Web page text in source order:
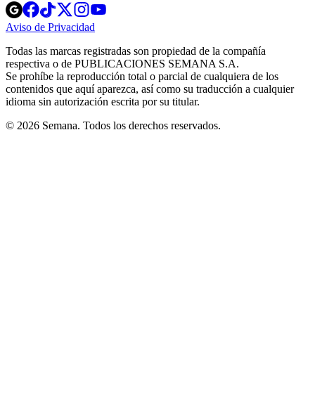
Opens
in
new
Opens
in
new
Opens
in
new
window
Opens
new
windowwindow
Aviso de Privacidad
new
window
Todas las marcas registradas son propiedad de la compañía
respectiva o de PUBLICACIONES SEMANA S.A.
Se prohíbe la reproducción total o parcial de cualquiera de los
contenidos que aquí aparezca, así como su traducción a cualquier
idioma sin autorización escrita por su titular.
© 2026 Semana. Todos los derechos reservados.